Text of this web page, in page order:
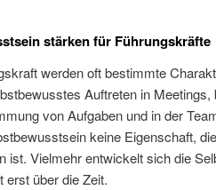
stärken für Führungskräfte
werden oft bestimmte
Auftreten in
von Aufgaben und in der
keine Eigenschaft,
ist. Vielmehr entwickelt sich die
erst über die Zeit.